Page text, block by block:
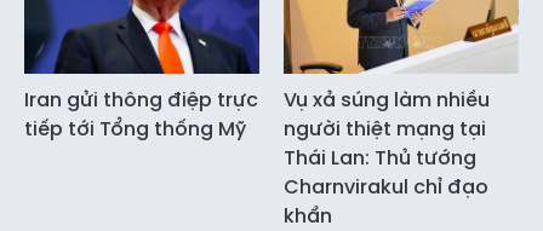
Iran gửi thông điệp trực
tiếp tới Tổng thống Mỹ
Vụ xả súng làm nhiều
người thiệt mạng tại
Thái Lan: Thủ tướng
Charnvirakul chỉ đạo
khẩn